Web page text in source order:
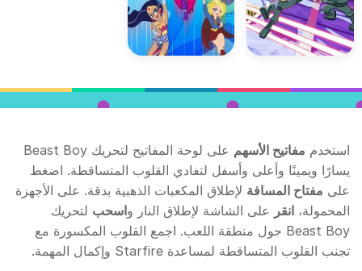
استخدم مفاتيح الأسهم
على لوحة المفاتيح لتحريك Beast Boy
يسارًا ويمينًا وأعلى وأسفل لتفادي القلوب المتساقطة. اضغط
على مفتاح المسافة لإطلاق المكعبات الذهبية بدقة. على الأجهزة
المحمولة، انقر على الشاشة لإطلاق النار واسحب لتحريك
Beast Boy حول منطقة اللعب. اجمع القلوب المكسورة مع
تجنب القلوب المتساقطة لمساعدة Starfire وإكمال المهمة.